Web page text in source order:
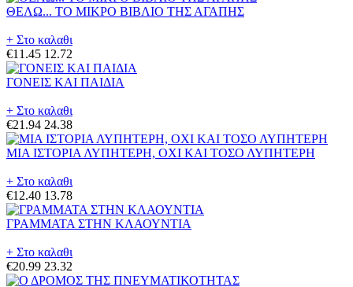
ΘΕΛΩ... ΤΟ ΜΙΚΡΟ ΒΙΒΛΙΟ ΤΗΣ ΑΓΑΠΗΣ
+ Στο καλαθι
€11.45 12.72
ΓΟΝΕΙΣ ΚΑΙ ΠΑΙΔΙΑ
+ Στο καλαθι
€21.94 24.38
ΜΙΑ ΙΣΤΟΡΙΑ ΛΥΠΗΤΕΡΗ, ΟΧΙ ΚΑΙ ΤΟΣΟ ΛΥΠΗΤΕΡΗ
+ Στο καλαθι
€12.40 13.78
ΓΡΑΜΜΑΤΑ ΣΤΗΝ ΚΛΑΟΥΝΤΙΑ
+ Στο καλαθι
€20.99 23.32